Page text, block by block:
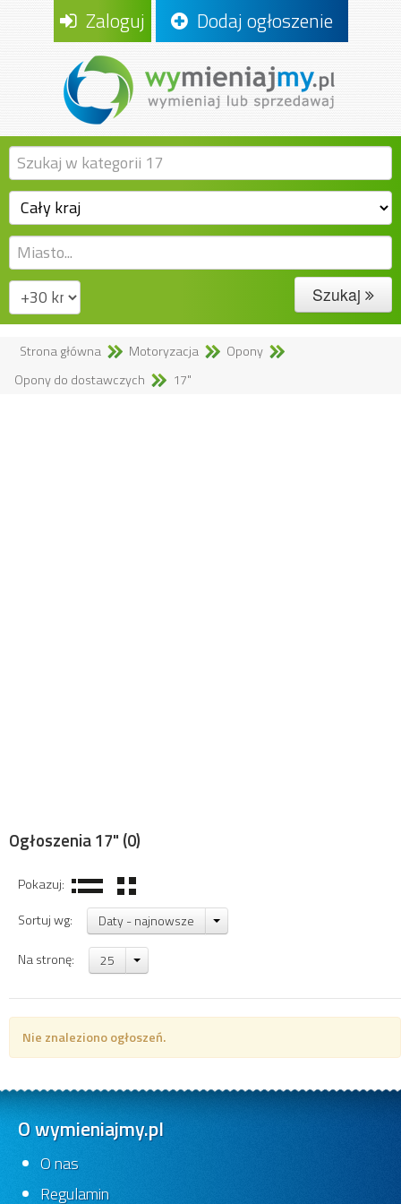
Zaloguj Dodaj ogłoszenie
Szukaj
Strona główna Motoryzacja
Opony
Opony do dostawczych
17"
Ogłoszenia 17" (0)
Pokazuj:
Sortuj wg:
Daty - najnowsze
Na stronę: 25
Nie znaleziono ogłoszeń.
O wymieniajmy.pl
O nas
Regulamin